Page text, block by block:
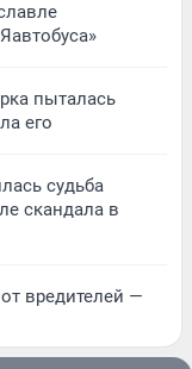
пыталась
его
судьба
скандала в
вредителей —